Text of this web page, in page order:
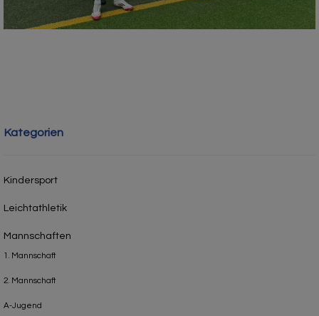
Kategorien
Kindersport
Leichtathletik
Mannschaften
1. Mannschaft
2. Mannschaft
A-Jugend